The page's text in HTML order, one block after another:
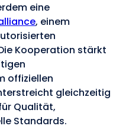
eine
, einem
Kooperation stärkt
offiziellen
gleichzeitig
Qualität,
Standards.